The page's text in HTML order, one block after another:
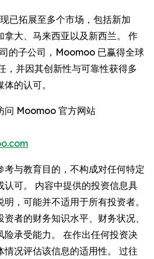
已拓展至多个市场，包括新加
拿大、马来西亚以及新西兰。 作
的子公司，Moomoo 已赢得全球
，并因其创新性与可靠性获得多
的认可。
问 Moomoo 官方网站
考与教育目的，不构成对任何特定
认可。 内容中提供的投资信息具
，可能并不适用于所有投资者。
者的财务知识水平、财务状况、
险承受能力。 在作出任何投资决
情况评估该信息的适用性。 过往